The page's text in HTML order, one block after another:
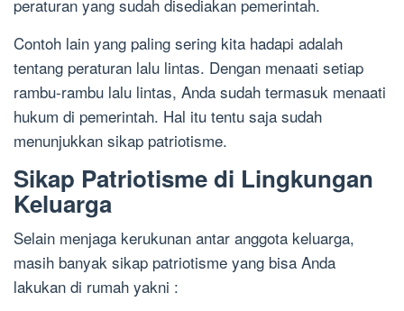
peraturan yang sudah disediakan pemerintah.
Contoh lain yang paling sering kita hadapi adalah
tentang peraturan lalu lintas. Dengan menaati setiap
rambu-rambu lalu lintas, Anda sudah termasuk menaati
hukum di pemerintah. Hal itu tentu saja sudah
menunjukkan sikap patriotisme.
Sikap Patriotisme di Lingkungan
Keluarga
Selain menjaga kerukunan antar anggota keluarga,
masih banyak sikap patriotisme yang bisa Anda
lakukan di rumah yakni :